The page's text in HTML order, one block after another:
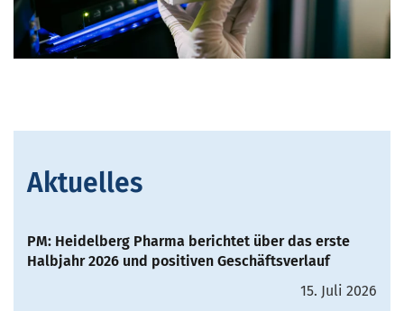
Aktuelles
PM: Heidelberg Pharma berichtet über das erste
Halbjahr 2026 und positiven Geschäftsverlauf
15. Juli 2026